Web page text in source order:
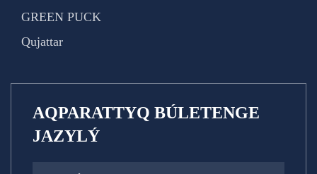
GREEN PUCK
Qujattar
AQPARATTYQ BÚLETENGE
JAZYLÝ